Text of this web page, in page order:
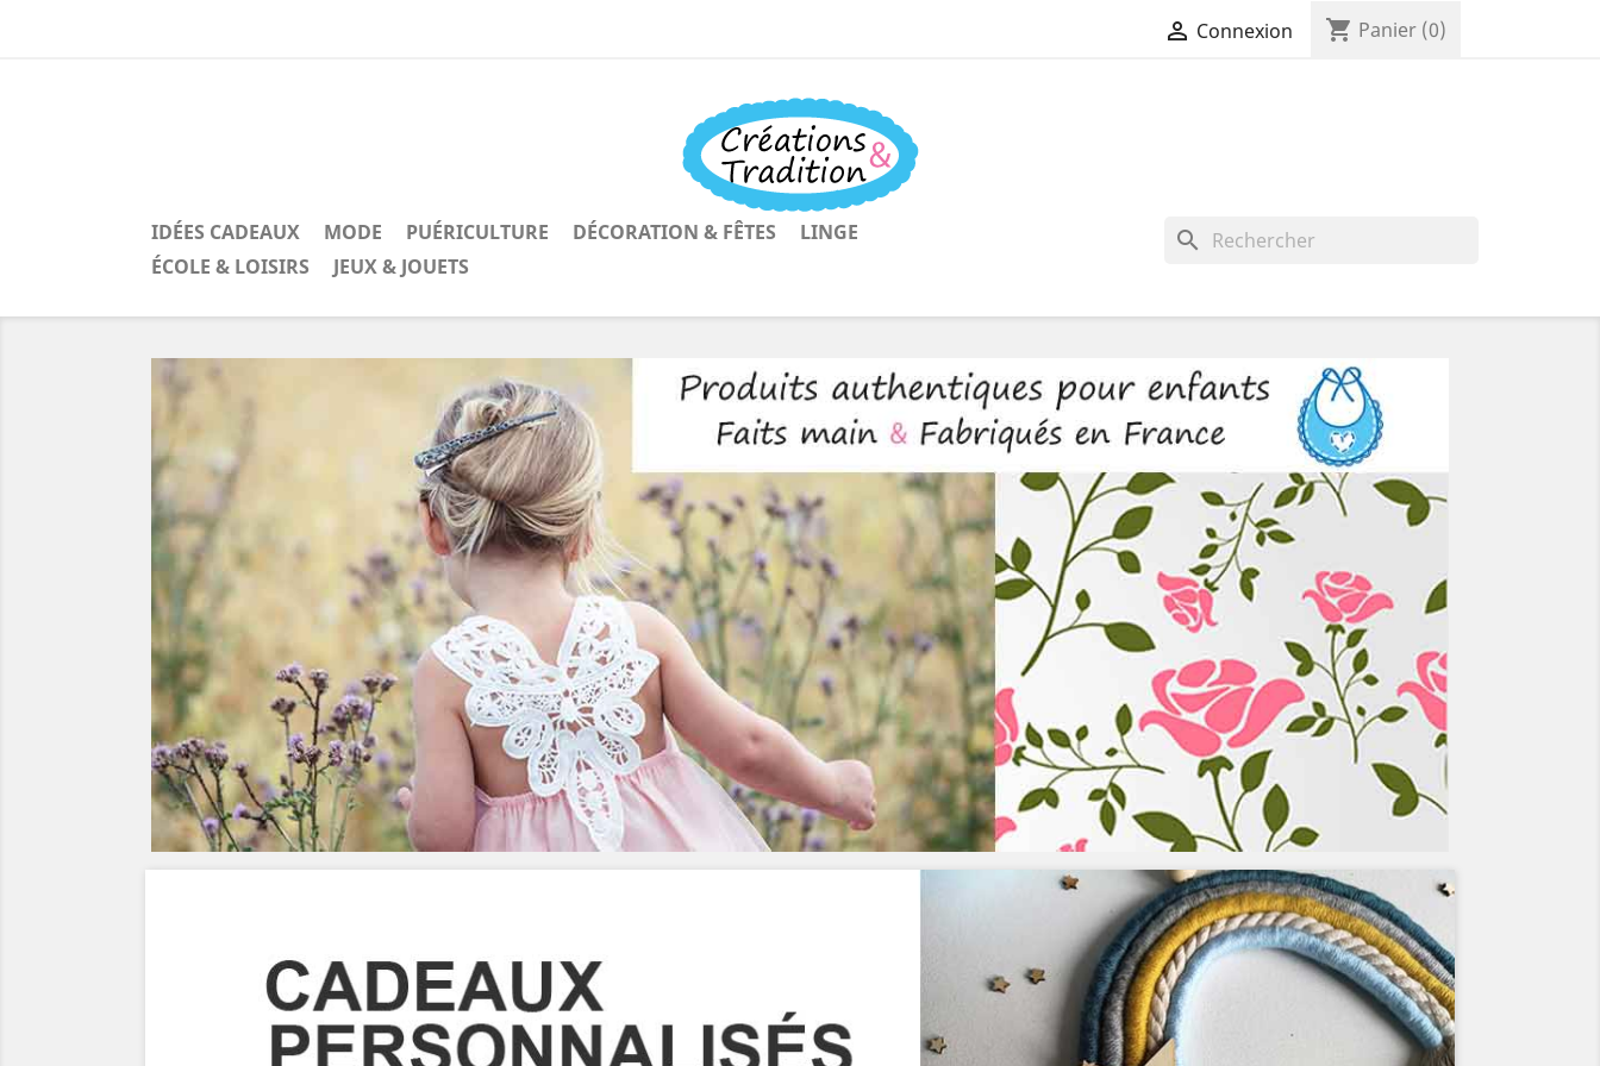
 Connexion shopping_cart Panier (0)
IDÉES CADEAUX MODE PUÉRICULTURE DÉCORATION & FÊTES
LINGE
ÉCOLE & LOISIRS
JEUX & JOUETS
search
Précédent Suivant